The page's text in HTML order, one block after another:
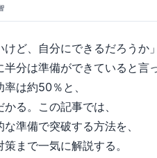
けど、自分にできるだろう
半分は準備ができていると言
は約50％と、
る。この記事では、
準備で突破する方法を、
まで一気に解説する。